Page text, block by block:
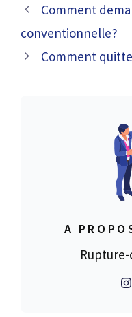
Comment
conventionnelle?
Comment
A